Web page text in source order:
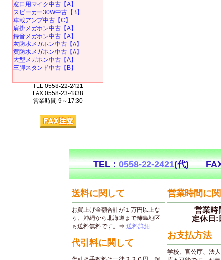
窓口用マイク中古【A】
スピーカー30W中古【B】
車載アンプ中古【C】
肩掛メガホン中古【A】
録音メガホン中古【A】
灰防水メガホン中古【A】
黄防水メガホン中古【A】
大型メガホン中古【A】
三脚スタンド中古【B】
TEL 0558-22-2421
FAX 0558-23-4838
営業時間 9～17:30